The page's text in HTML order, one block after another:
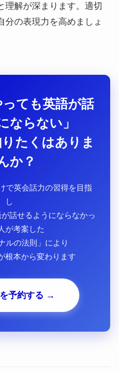
理解が深まります。適切
分の表現力を高めましょ
っても英語が話
ならない」
たくはありま
か？
で英会話力の習得を目指
し
話せるようにならなかっ
が考案した
ルの法則」により
根本から変わります
予約する →